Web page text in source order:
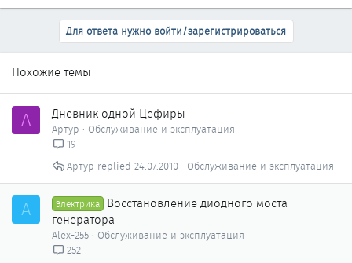
Для ответа нужно войти/зарегистрироваться
Похожие темы
А Дневник одной Цефиры
Артур
Обслуживание и эксплуатация
19
Обслуживание и эксплуатация
24.07.2010
Артур
A Электрика Восстановление диодного моста
генератора
Alex-255
Обслуживание и эксплуатация
252